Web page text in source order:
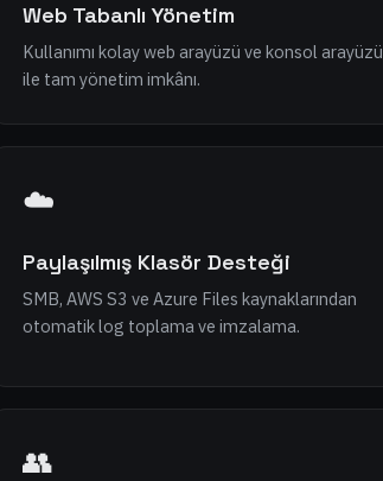
Web Tabanlı Yönetim
Kullanımı kolay web arayüzü ve konsol arayüzü
ile tam yönetim imkânı.
☁️
Paylaşılmış Klasör Desteği
SMB, AWS S3 ve Azure Files kaynaklarından
otomatik log toplama ve imzalama.
👥